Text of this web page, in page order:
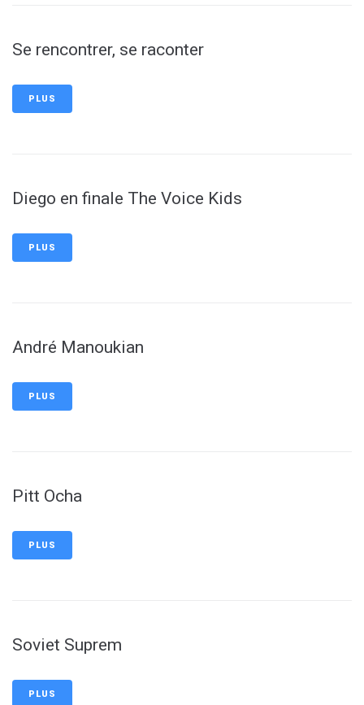
Se rencontrer, se raconter
PLUS
Diego en finale The Voice Kids
PLUS
André Manoukian
PLUS
Pitt Ocha
PLUS
Soviet Suprem
PLUS